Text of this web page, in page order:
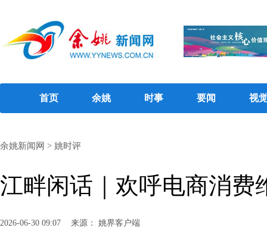
首页 余姚 时事 要闻 视
余姚新闻网 > 姚时评
江畔闲话｜欢呼电商消费
2026-06-30 09:07 来源： 姚界客户端